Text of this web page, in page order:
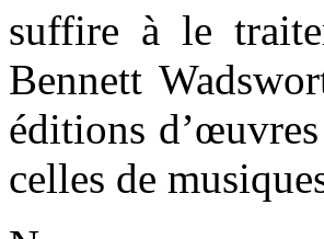
suffire à le
Bennett
éditions
celles de